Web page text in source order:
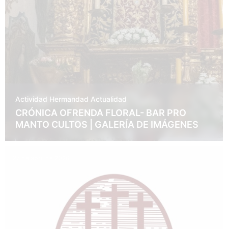
Actividad Hermandad Actualidad
CRÓNICA OFRENDA FLORAL- BAR PRO
MANTO CULTOS | GALERÍA DE IMÁGENES